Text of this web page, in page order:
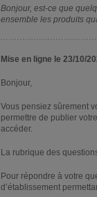
Bonjour, est-ce que
ensemble les produits
Mise en ligne le 23/10/
Bonjour,
Vous pensiez sûrement
permettre de publier
accéder.
La rubrique des
Pour répondre à votre
d’établissement